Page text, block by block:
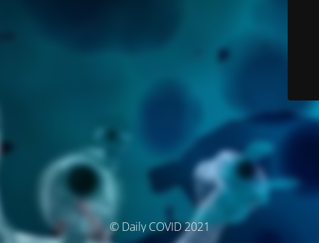
© Daily COVID 2021